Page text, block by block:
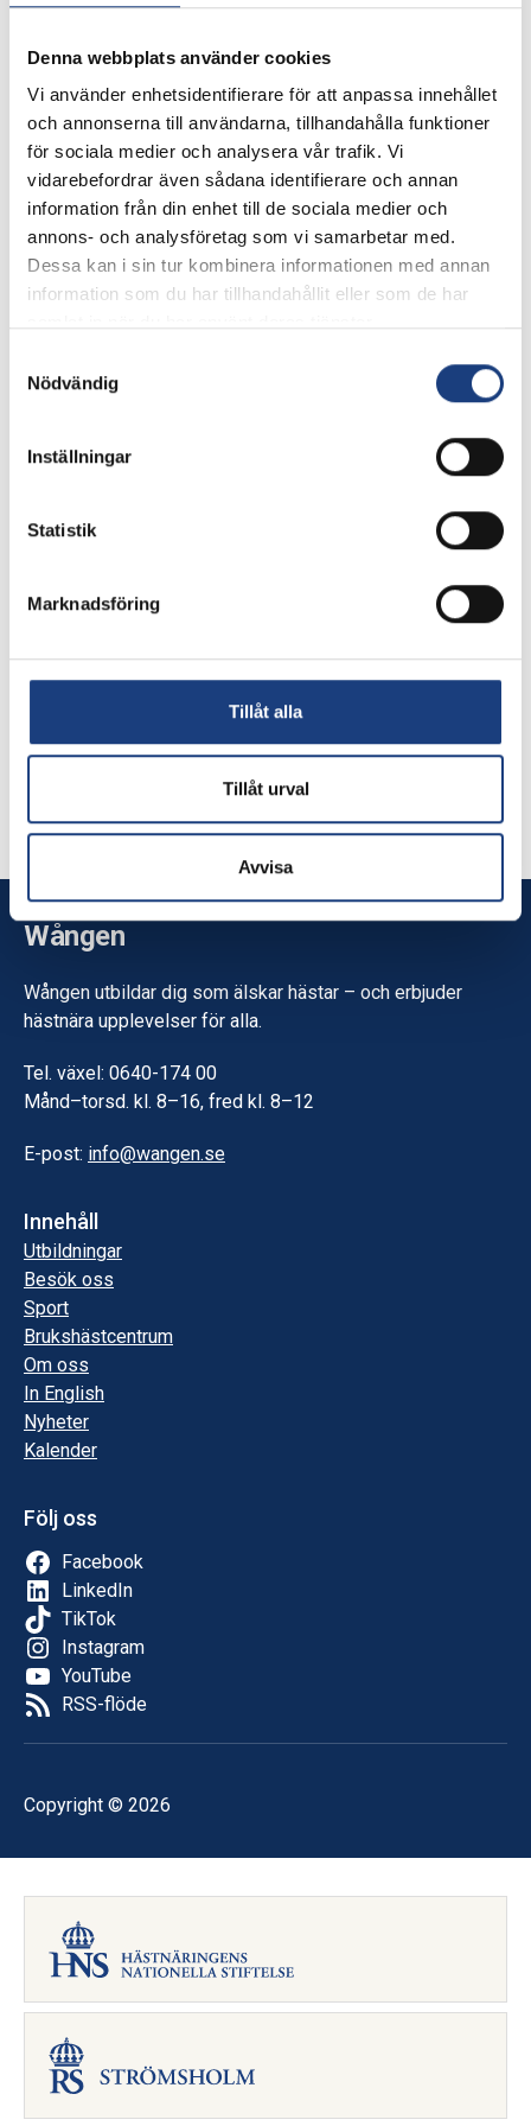
Denna webbplats använder cookies
Vi använder enhetsidentifierare för att anpassa innehållet
och annonserna till användarna, tillhandahålla funktioner
för sociala medier och analysera vår trafik. Vi
vidarebefordrar även sådana identifierare och annan
information från din enhet till de sociala medier och
annons- och analysföretag som vi samarbetar med.
Dessa kan i sin tur kombinera informationen med annan
information som du har tillhandahållit eller som de har
Nödvändig
Inställningar
Statistik
Marknadsföring
Tillåt alla
Tillåt urval
Avvisa
nu vill Therese jobba som
travhästskötare
Therese Brito har just avslutat Hästskötarkursen
med travinriktning och tagit Svensk Travsports
hästskötarexamen. Nu siktar hon på jobb som
travhästskötare. Therese …
5 mars 2019
Lena läser till hästskötare på
folkhögskola riktar sig till dem som vill ta steget ut
på arbetsmarknaden eller till dem som bara vill lära
sig mer om trav eller islandshäst. Lena Severin läser
vill lära sig mer och har planer på att jobba i travstall.
Wången
Wången utbildar dig som älskar hästar – och erbjuder
hästnära upplevelser för alla.
Tel. växel: 0640-174 00
Månd–torsd. kl. 8–16, fred kl. 8–12
E-post: info@wangen.se
Innehåll
Utbildningar
Besök oss
Sport
Brukshästcentrum
Om oss
In English
Nyheter
Kalender
Följ oss
Facebook
LinkedIn
TikTok
Instagram
YouTube
RSS-flöde
Copyright © 2026